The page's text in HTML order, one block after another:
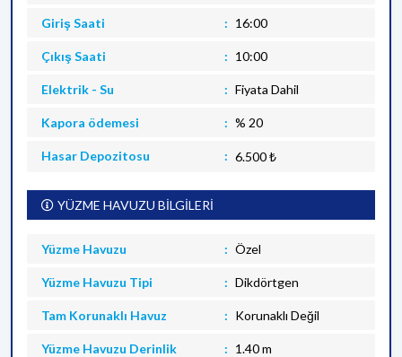
Giriş Saati 16:00
Çıkış Saati 10:00
Elektrik - Su Fiyata Dahil
Kapora ödemesi % 20
Hasar Depozitosu 6.500 ₺
YÜZME HAVUZU BİLGİLERİ
Yüzme Havuzu Özel
Yüzme Havuzu Tipi Dikdörtgen
Tam Korunaklı Havuz Korunaklı Değil
Yüzme Havuzu Derinlik 1.40 m